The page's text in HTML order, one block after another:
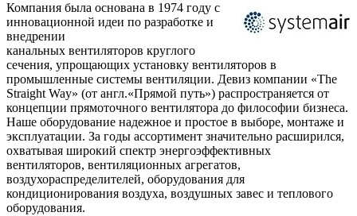
Компания была основана в 1974 году с
инновационной идеи по разработке и
внедрении
канальных вентиляторов круглого
сечения, упрощающих установку вентиляторов в
промышленные системы вентиляции. Девиз компании «The
Straight Way» (от англ.«Прямой путь») распространяется от
концепции прямоточного вентилятора до философии бизнеса.
Наше оборудование надежное и простое в выборе, монтаже и
эксплуатации. За годы ассортимент значительно расширился,
охватывая широкий спектр энергоэффективных
вентиляторов, вентиляционных агрегатов,
воздухораспределителей, оборудования для
кондиционирования воздуха, воздушных завес и теплового
оборудования.